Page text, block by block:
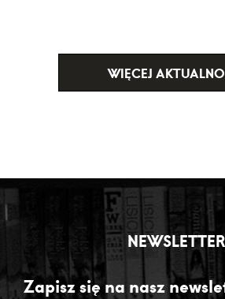
WIĘCEJ
NEWSLETTER
Zapisz się na nasz